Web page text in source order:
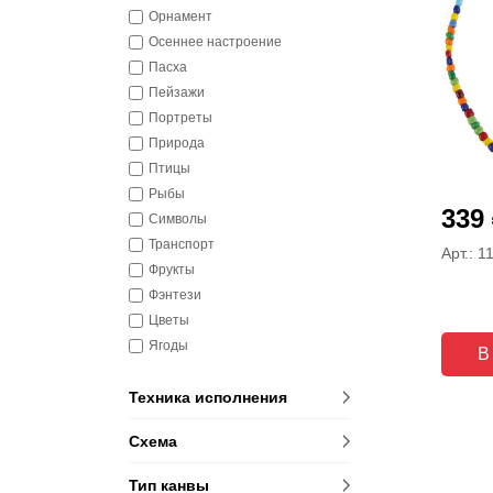
Орнамент
Осеннее настроение
Пасха
Пейзажи
Портреты
Природа
Птицы
Рыбы
Символы
Транспорт
Фрукты
Фэнтези
Цветы
Ягоды
Техника исполнения
Схема
Тип канвы
339
Арт.:
В